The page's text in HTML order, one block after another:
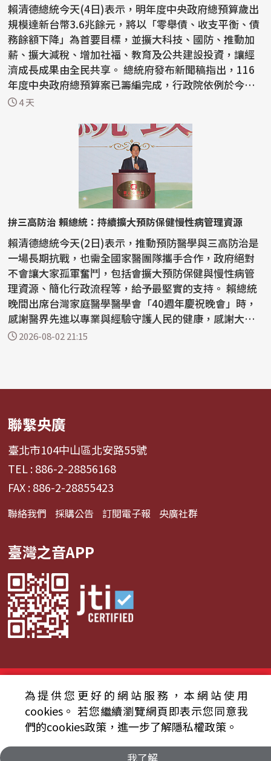
賴清德總統今天(4日)表示，明年度中央政府總預算歲出
規模達新台幣3.6兆餘元，將以「零舉債、收支平衡、債
務餘額下降」為首要目標，並擴大科技、國防、推動加
薪、擴大減稅、增加社福、教育及公共建設投資，讓經
濟成長成果由全民共享。 總統府發布新聞稿指出，116
年度中央政府總預算案已籌編完成，行政院依例於今天
下午...
4 天
拚三高防治 賴總統：持續擴大預防保健慢性病管理資源
賴清德總統今天(2日)表示，推動預防醫學與三高防治是
一場長期抗戰，也需全國家醫團隊攜手合作，政府絕對
不會讓大家孤軍奮鬥，包括會擴大預防保健與慢性病管
理資源、簡化行政流程等，給予最堅實的支持。 賴總統
晚間出席台灣家庭醫學醫學會「40週年慶祝晚會」時，
感謝醫界先進以專業與經驗守護人民的健康，感謝大家
的努...
2026-08-02 21:15
聯繫央廣
臺北市104中山區北安路55號
TEL : 886-2-28856168
FAX : 886-2-28855423
聯絡我們 採購公告 訂閱電子報 央廣社群
臺灣之音APP
© 2024財團法人中央廣播電臺 版權所有
資通安全政策聲明
服務條款 隱私權條款
為提供您更好的網站服務，本網站使用
cookies。 若您繼續瀏覽網頁即表示您同意我
們的cookies政策，進一步了解隱私權政策。
我了解